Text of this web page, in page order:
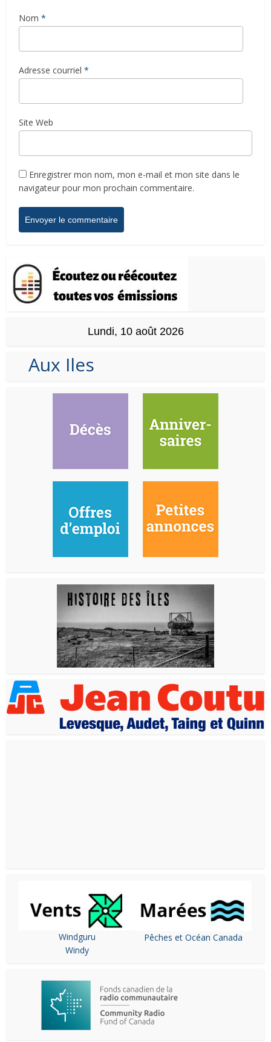
Nom *
Adresse courriel *
Site Web
Enregistrer mon nom, mon e-mail et mon site dans le
navigateur pour mon prochain commentaire.
Lundi, 10 août 2026
Aux Iles
Windguru
Windy
Pêches et Océan Canada